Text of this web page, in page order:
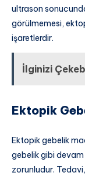
ultrason
görülmemesi,
işaretlerdir.
İlginizi
Ektopik
Ektopik gebelik
gebelik gibi
zorunludur.